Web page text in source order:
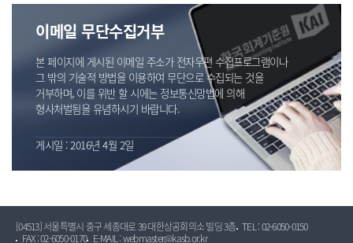
이메일 무단수집거부
본 페이지에 게시된 이메일 주소가 전자우편 수집프로그램이나
그 밖의 기술적 방법을 이용하여 무단으로 수집되는 것을
거부하며, 이를 위반 할 시에는 정보통신망법에 의해
형사처벌됨을 유념하시기 바랍니다.
게시일 : 2016년 4월 2일
[04513] 서울특별시 중구 세종대로 39 대한상공회의소 빌딩 3층 TEL : 02-6050-0150
FAX : 02-6050-0170
E-MAIL : webmaster@kasb.or.kr